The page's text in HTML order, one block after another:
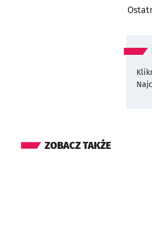
ZOBACZ TAKŻE